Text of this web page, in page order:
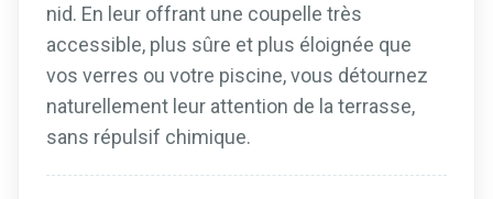
nid. En leur offrant une coupelle très
accessible, plus sûre et plus éloignée que
vos verres ou votre piscine, vous détournez
naturellement leur attention de la terrasse,
sans répulsif chimique.